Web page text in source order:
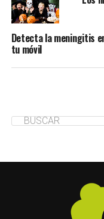
Detecta la meningitis
tu móvil